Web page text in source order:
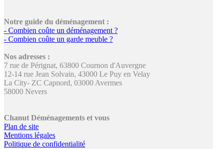
Notre guide du déménagement :
- Combien coûte un déménagement ?
- Combien coûte un garde meuble ?
Nos adresses :
7 rue de Pérignat, 63800 Cournon d'Auvergne
12-14 rue Jean Solvain, 43000 Le Puy en Velay
La City- ZC Capnord, 03000 Avermes
58000 Nevers
Chanut Déménagements et vous
Plan de site
Mentions légales
Politique de confidentialité